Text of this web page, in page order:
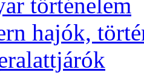
hajók,